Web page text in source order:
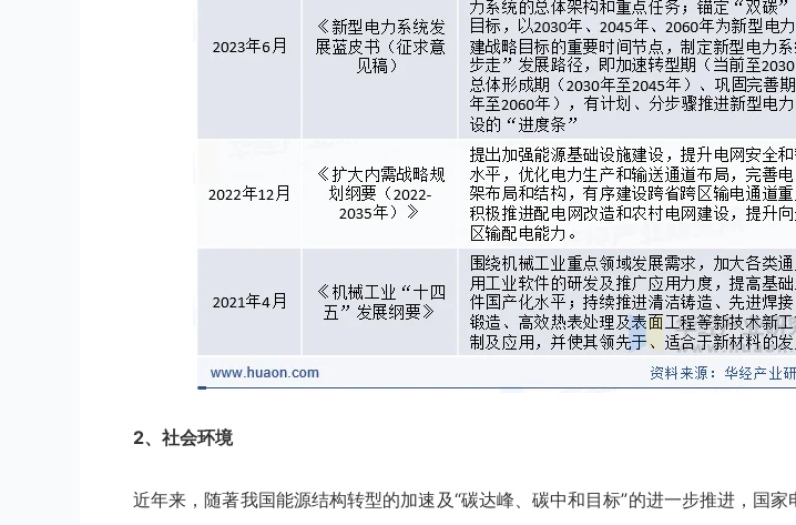
2、社会环境
近年来，随著我国能源结构转型的加速及“碳达峰、碳中和目标”的进一步推进，国家